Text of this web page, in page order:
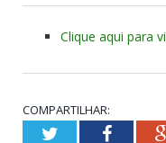
Clique aqui para
COMPARTILHAR:
Twitter